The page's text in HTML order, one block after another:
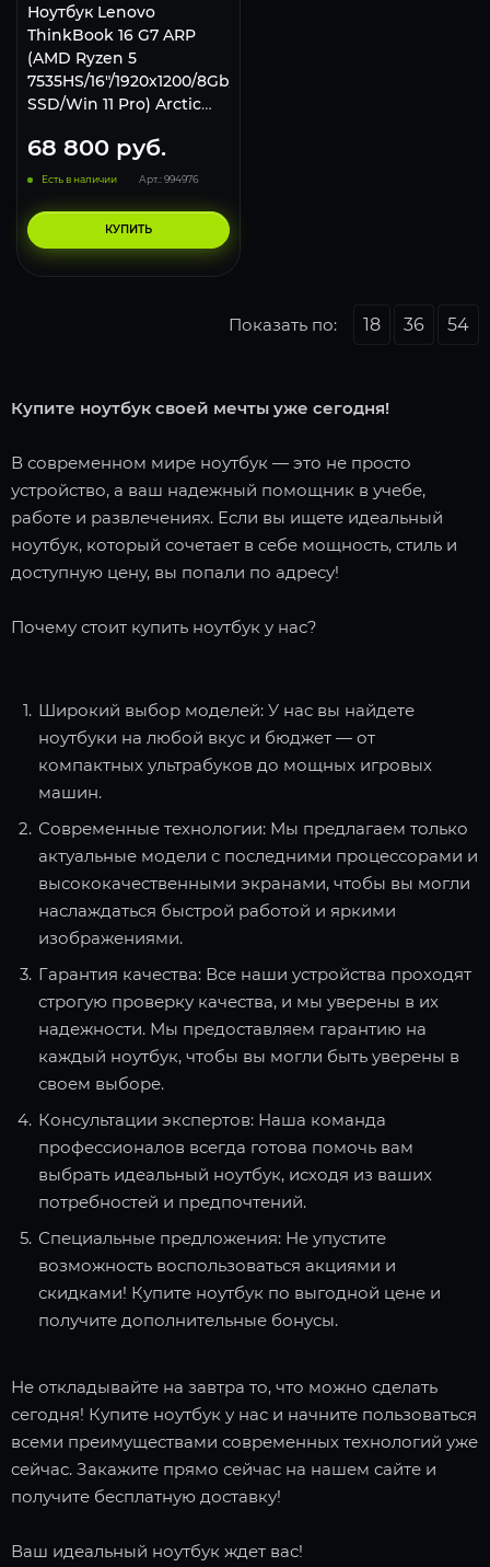
Ноутбук Lenovo
ThinkBook 16 G7 ARP
(AMD Ryzen 5
7535HS/16"/1920x1200/8Gb/256Gb
SSD/Win 11 Pro) Arctic
68 800 руб.
Есть в наличии Арт.: 994976
КУПИТЬ
Показать по: 18 36 54
Купите ноутбук своей мечты уже сегодня!
В современном мире ноутбук — это не просто
устройство, а ваш надежный помощник в учебе,
работе и развлечениях. Если вы ищете идеальный
ноутбук, который сочетает в себе мощность, стиль и
доступную цену, вы попали по адресу!
Почему стоит купить ноутбук у нас?
Широкий выбор моделей: У нас вы найдете
ноутбуки на любой вкус и бюджет — от
компактных ультрабуков до мощных игровых
машин.
Современные технологии: Мы предлагаем только
актуальные модели с последними процессорами и
высококачественными экранами, чтобы вы могли
наслаждаться быстрой работой и яркими
изображениями.
Гарантия качества: Все наши устройства проходят
строгую проверку качества, и мы уверены в их
надежности. Мы предоставляем гарантию на
каждый ноутбук, чтобы вы могли быть уверены в
своем выборе.
Консультации экспертов: Наша команда
профессионалов всегда готова помочь вам
выбрать идеальный ноутбук, исходя из ваших
потребностей и предпочтений.
Специальные предложения: Не упустите
возможность воспользоваться акциями и
скидками! Купите ноутбук по выгодной цене и
получите дополнительные бонусы.
Не откладывайте на завтра то, что можно сделать
сегодня! Купите ноутбук у нас и начните пользоваться
всеми преимуществами современных технологий уже
сейчас. Закажите прямо сейчас на нашем сайте и
получите бесплатную доставку!
Ваш идеальный ноутбук ждет вас!